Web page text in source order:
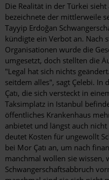
Die Realität in der Türkei
bezeichnete der mittlerweile
Tayyip Erdoğan
kündigte ein Verbot an. Nach
Organisationen wurde die
umgesetzt, doch stellten die
"Legal hat sich nichts
seitdem alles", sagt Çelebi. In
Çatı, die sich versteckt in
Taksimplatz in Istanbul
öffent­liches Krankenhaus
anbietet und längst auch
deutet Kosten für ungewollt
bei Mor Çatı an, um nach
manchmal wollen sie wissen,
Schwangerschaftsabbruch